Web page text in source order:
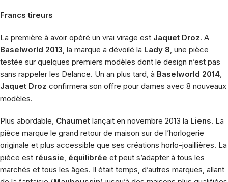
Francs tireurs
La première à avoir opéré un vrai virage est Jaquet Droz. A
Baselworld 2013 , la marque a dévoilé la Lady 8 , une pièce
testée sur quelques premiers modèles dont le design n’est pas
sans rappeler les Delance. Un an plus tard, à Baselworld 2014
Jaquet Droz confirmera son offre pour dames avec 8 nouveaux
modèles.
Plus abordable, Chaumet lançait en novembre 2013 la Liens. La
pièce marque le grand retour de maison sur de l’horlogerie
originale et plus accessible que ses créations horlo-joaillières. La
pièce est réussie équilibrée et peut s’adapter à tous les
marchés et tous les âges. Il était temps, d’autres marques, allant